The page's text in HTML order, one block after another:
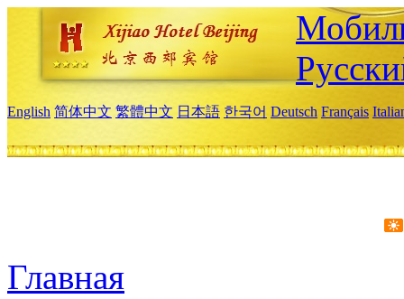
English 简体中文 繁體中文 日本語 한국어 Deutsch Français
Главная